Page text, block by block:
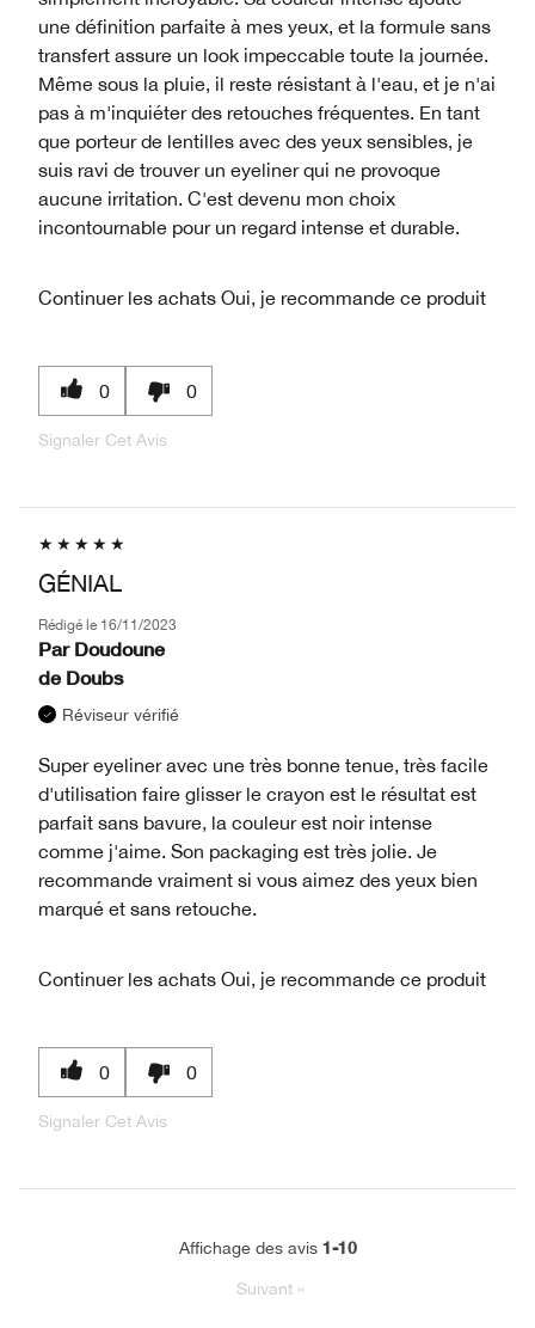
une définition parfaite à mes yeux, et la formule sans
transfert assure un look impeccable toute la journée.
Même sous la pluie, il reste résistant à l'eau, et je n'ai
pas à m'inquiéter des retouches fréquentes. En tant
que porteur de lentilles avec des yeux sensibles, je
suis ravi de trouver un eyeliner qui ne provoque
aucune irritation. C'est devenu mon choix
incontournable pour un regard intense et durable.
Continuer les achats Oui, je recommande ce produit
0 0
Signaler Cet Avis
GÉNIAL
Rédigé le 16/11/2023
Par Doudoune
de Doubs
Réviseur vérifié
Super eyeliner avec une très bonne tenue, très facile
d'utilisation faire glisser le crayon est le résultat est
parfait sans bavure, la couleur est noir intense
comme j'aime. Son packaging est très jolie. Je
recommande vraiment si vous aimez des yeux bien
marqué et sans retouche.
Continuer les achats Oui, je recommande ce produit
0 0
Signaler Cet Avis
Affichage des avis 1-10
Suivant »